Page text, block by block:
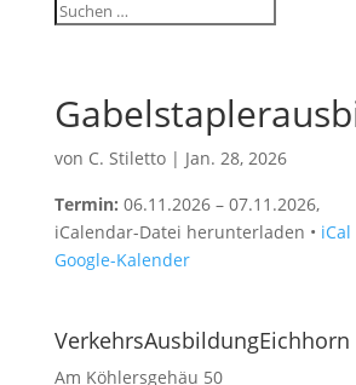
von C. Stiletto| Jan. 28, 2026
Termin: 06.11.2026 – 07.11.2026,
iCalendar-Datei herunterladen • iCal
Google-Kalender
VerkehrsAusbildungEichhorn
Am Köhlersgehäu 50